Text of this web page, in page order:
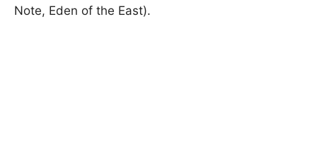
Note, Eden of the East).